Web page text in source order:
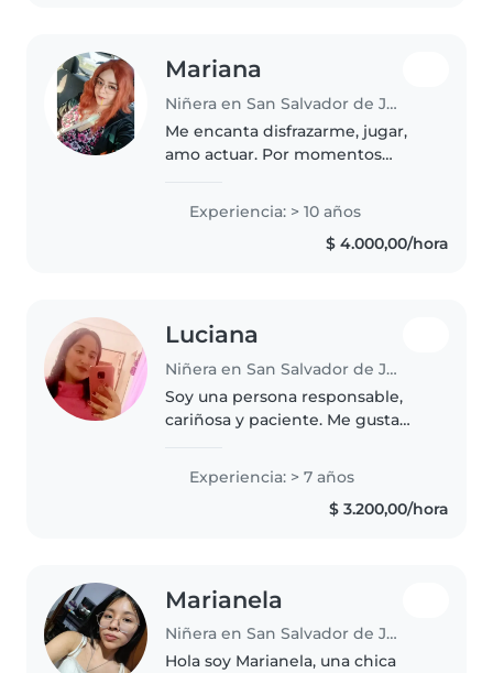
Mariana
Niñera en San Salvador de Jujuy
Me encanta disfrazarme, jugar,
amo actuar. Por momentos
como me divierto pero si tengo
en claro que soy una adulta y con
los niños que tengo cerca de mí..
Experiencia: > 10 años
$ 4.000,00/hora
Luciana
Niñera en San Salvador de Jujuy
Soy una persona responsable,
cariñosa y paciente. Me gusta
brindarles un ambiente seguro y
divertido. Tengo buena
Experiencia: > 7 años
$ 3.200,00/hora
Marianela
Niñera en San Salvador de Jujuy
Hola soy Marianela, una chica